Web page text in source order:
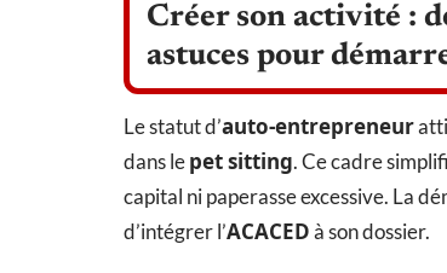
Créer son activité :
astuces pour
Le statut d’auto-entrepreneur
dans lepet sitting. Ce cadre
capital ni paperasse excessive. La
d’intégrer l’ACACEDà son dossier.